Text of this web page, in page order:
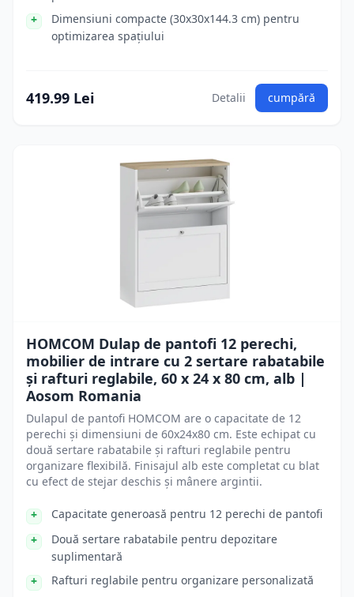
Dimensiuni compacte (30x30x144.3 cm) pentru
optimizarea spațiului
419.99 Lei Detalii cumpără
HOMCOM Dulap de pantofi 12 perechi,
mobilier de intrare cu 2 sertare rabatabile
și rafturi reglabile, 60 x 24 x 80 cm, alb |
Aosom Romania
Dulapul de pantofi HOMCOM are o capacitate de 12
perechi și dimensiuni de 60x24x80 cm. Este echipat cu
două sertare rabatabile și rafturi reglabile pentru
organizare flexibilă. Finisajul alb este completat cu blat
cu efect de stejar deschis și mânere argintii.
Capacitate generoasă pentru 12 perechi de pantofi
Două sertare rabatabile pentru depozitare
suplimentară
Rafturi reglabile pentru organizare personalizată